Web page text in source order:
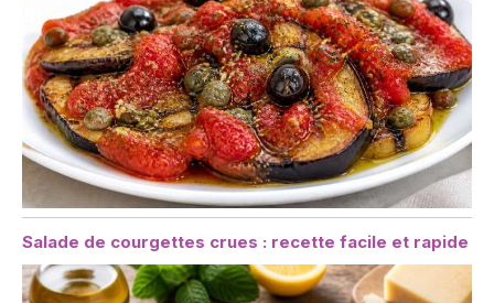
Salade de courgettes crues : recette facile et rapide